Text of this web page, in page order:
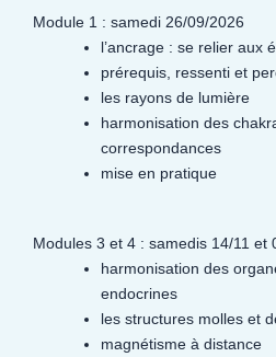
Module 1 : samedi 26/09/2026
l’ancrage : se relier aux
prérequis, ressenti et
les rayons de lumière
harmonisation des
correspondances
mise en pratique
Modules 3 et 4 : samedis 14/11 et
harmonisation des
endocrines
les structures molles et
magnétisme à distance